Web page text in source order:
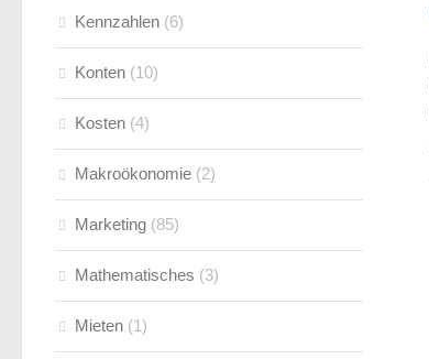
Kennzahlen (6)
Konten (10)
Kosten (4)
Makroökonomie (2)
Marketing (85)
Mathematisches (3)
Mieten (1)